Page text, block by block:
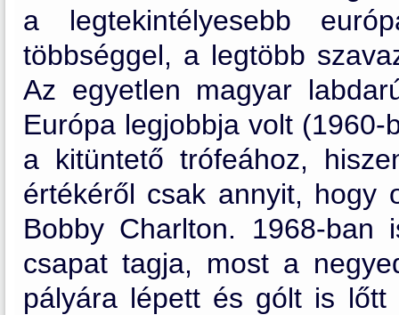
a legtekintélyesebb
többséggel, a legtöbb
Az egyetlen magyar
Európa legjobbja volt
a kitüntető trófeához,
értékéről csak annyit, hogy
Bobby Charlton. 1968-ban
csapat tagja, most a
pályára lépett és gólt is lőtt